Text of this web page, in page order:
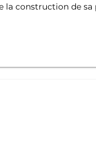
construction de